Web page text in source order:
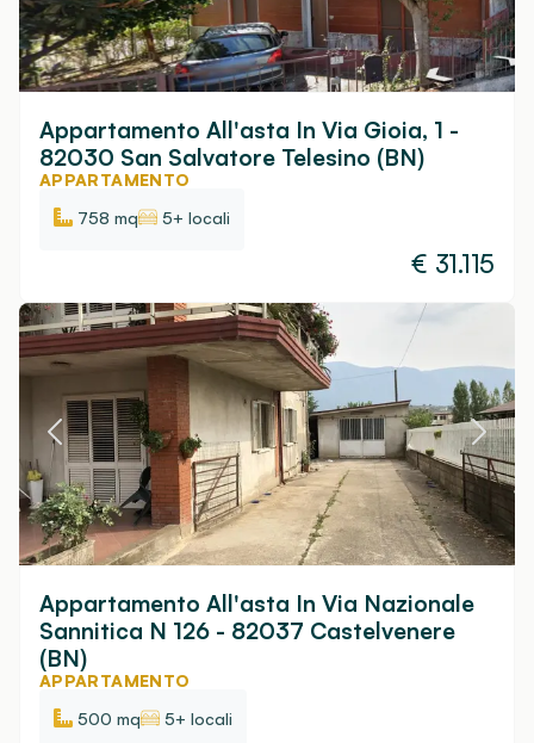
Appartamento All'asta In Via Gioia, 1 -
82030 San Salvatore Telesino (BN)
APPARTAMENTO
758 mq
5+ locali
€ 31.115
Appartamento All'asta In Via Nazionale
Sannitica N 126 - 82037 Castelvenere
(BN)
APPARTAMENTO
500 mq
5+ locali